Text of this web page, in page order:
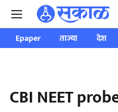
Epaper ताज्या देश
CBI NEET